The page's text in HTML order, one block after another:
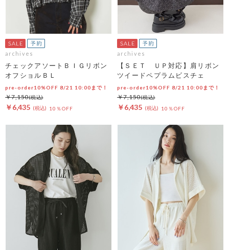
archives
チェックアソートＢＩＧリボン
オフショルＢＬ
pre-order10%OFF 8/21 10:00まで！
￥6,435 10％OFF
￥7,150
archives
【ＳＥＴ ＵＰ対応】肩リボン
ツイードペプラムビスチェ
pre-order10%OFF 8/21 10:00まで！
￥6,435 10％OFF
￥7,150